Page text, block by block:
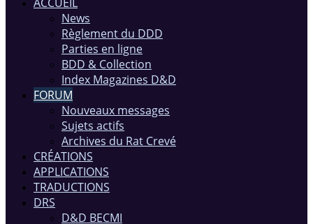
News
Règlement du DDD
Parties en ligne
BDD & Collection
Index Magazines D&D
FORUM
Nouveaux messages
Sujets actifs
Archives du Rat Crevé
CRÉATIONS
APPLICATIONS
TRADUCTIONS
DRS
D&D BECMI